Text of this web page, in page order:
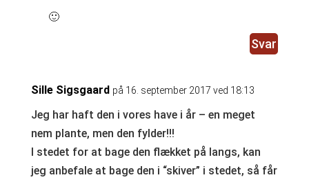
🙂
Svar
Sille Sigsgaard på 16. september 2017 ved 18:13
Jeg har haft den i vores have i år – en meget
nem plante, men den fylder!!!
I stedet for at bage den flækket på langs, kan
jeg anbefale at bage den i “skiver” i stedet, så får